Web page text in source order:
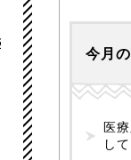
今月
医
し